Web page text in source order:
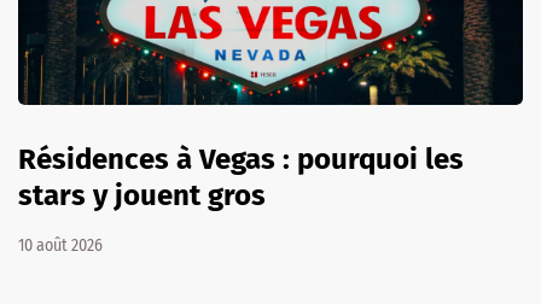
Résidences à Vegas : pourquoi les
stars y jouent gros
10 août 2026